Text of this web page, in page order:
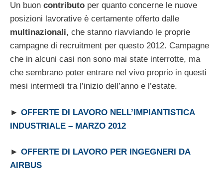
Un buon contributo per quanto concerne le nuove
posizioni lavorative è certamente offerto dalle
multinazionali, che stanno riavviando le proprie
campagne di recruitment per questo 2012. Campagne
che in alcuni casi non sono mai state interrotte, ma
che sembrano poter entrare nel vivo proprio in questi
mesi intermedi tra l’inizio dell’anno e l’estate.
► OFFERTE DI LAVORO NELL’IMPIANTISTICA
INDUSTRIALE – MARZO 2012
► OFFERTE DI LAVORO PER INGEGNERI DA
AIRBUS